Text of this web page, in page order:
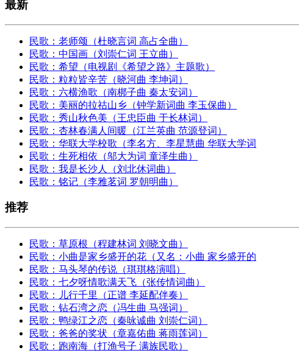
最新
民歌：老师颂（杜晓言词 高占全曲）
民歌：中国画（刘崇仁词 王立曲）
民歌：希望（电视剧《希望之路》主题歌）
民歌：粒粒皆辛苦（晓河曲 李坤词）
民歌：六横渔歌（南梆子曲 秦太安词）
民歌：美丽的拉祜山乡（钟学新词曲 李玉保曲）
民歌：秀山秋色美（王忠臣曲 于长林词）
民歌：杏林春满人间暖（江兰英曲 范源登词）
民歌：华联大学校歌（李名方、李星慧曲 华联大学词
民歌：生死相依（邬大为词 童泽生曲）
民歌：我是长沙人（刘北休词曲）
民歌：铭记（李雅茗词 罗朝明曲）
推荐
民歌：草原根（程建林词 刘晓文曲）
民歌：小曲是家乡盛开的花（又名：小曲 家乡盛开的
民歌：马头琴的传说（琪琪格演唱）
民歌：七夕呀情歌满天飞（张传情词曲）
民歌：儿行千里（正谱 李延配伴奏）
民歌：钻石湾之恋（冯生曲 马强词）
民歌：鸭绿江之恋（秦咏诚曲 刘崇仁词）
民歌：爸爸的奖状（章嘉佑曲 蒋雨莲词）
民歌：跑南海（打渔号子 满族民歌）